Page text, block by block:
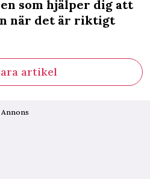
som hjälper dig att
när det är riktigt
artikel
Annons